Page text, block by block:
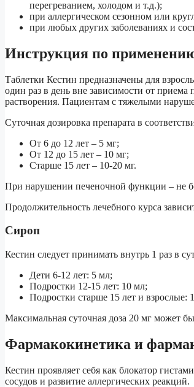
перегреванием, холодом и т.д.);
при аллергическом сезонном или
при любых других заболеваниях и
Инструкция по
Таблетки Кестин предназначены для
один раз в день вне зависимости от приема
растворения. Пациентам с тяжелыми
Суточная дозировка препарата в
От 6 до 12 лет – 5 мг;
От 12 до 15 лет – 10 мг;
Старше 15 лет – 10-20 мг.
При нарушении печеночной функции – не
Продолжительность лечебного курса
Сироп
Кестин следует принимать внутрь 1 раз в
Дети 6-12 лет: 5 мл;
Подростки 12-15 лет: 10 мл;
Подростки старше 15 лет и взрослые:
Максимальная суточная доза 20 мг может
Фармакокинетика и
Кестин проявляет себя как блокатор
сосудов и развитие аллергических реакций.